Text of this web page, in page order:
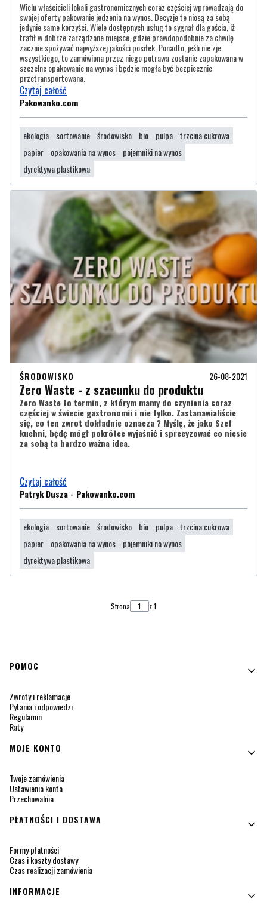
Wielu właścicieli lokali gastronomicznych coraz częściej wprowadzają do
swojej oferty pakowanie jedzenia na wynos. Decyzje te niosą za sobą
jedynie same korzyści. Wiele dostępnych usług to sygnał dla gościa, iż
trafił w dobrze zarządzane miejsce, gdzie prawdopodobnie za chwilę
zacznie spożywać najwyższej jakości posiłek. Ponadto, jeśli nie zje
wszystkiego, to zamówiona przez niego potrawa zostanie zapakowana w
szczelne opakowanie na wynos i będzie mogła być bezpiecznie
przetransportowana.
Czytaj całość
Pakowanko.com
ekologia sortowanie środowisko bio pulpa trzcina cukrowa
papier
opakowania na wynos
pojemniki na wynos
dyrektywa plastikowa
ŚRODOWISKO 26-08-2021
Zero Waste - z szacunku do produktu
Zero Waste to termin, z którym mamy do czynienia coraz
częściej w świecie gastronomii i nie tylko. Zastanawialiście
się, co ten zwrot dokładnie oznacza ? Myślę, że jako Szef
kuchni, będę mógł pokrótce wyjaśnić i sprecyzować co niesie
za sobą ta bardzo ważna idea.
Czytaj całość
Patryk Dusza - Pakowanko.com
ekologia sortowanie środowisko bio pulpa trzcina cukrowa
papier
opakowania na wynos
pojemniki na wynos
dyrektywa plastikowa
Strona z 1
Linki w stopce
POMOC
Zwroty i reklamacje
Pytania i odpowiedzi
Regulamin
Raty
MOJE KONTO
Twoje zamówienia
Ustawienia konta
Przechowalnia
PŁATNOŚCI I DOSTAWA
Formy płatności
Czas i koszty dostawy
Czas realizacji zamówienia
INFORMACJE